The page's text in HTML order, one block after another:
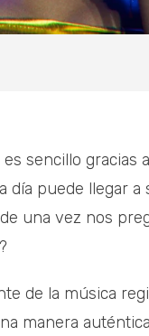
sencillo gracias
día puede llegar
una vez nos
de la música
manera